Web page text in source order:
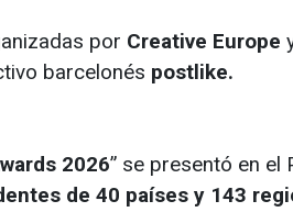
por Creative Europe
barcelonés postlike.
2026” se presentó en el
de 40 países y 143